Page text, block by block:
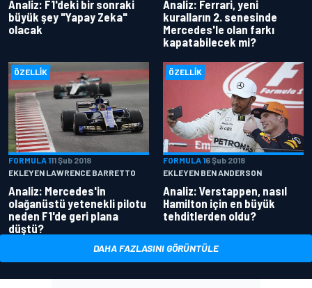
Analiz: F1'deki bir sonraki
büyük şey "Yapay Zeka"
olacak
Analiz: Ferrari, yeni
kuralların 2. senesinde
Mercedes'le olan farkı
kapatabilecek mi?
ÖZELLIK
FORMULA 111 Şub 2018
EKLEYEN LAWRENCE BARRETTO
Analiz: Mercedes'in
olağanüstü yetenekli pilotu
neden F1'de geri plana
düştü?
ÖZELLIK
FORMULA 16 Şub 2018
EKLEYEN BEN ANDERSON
Analiz: Verstappen, nasıl
Hamilton için en büyük
tehditlerden oldu?
DAHA FAZLASINI GÖRÜNTÜLE